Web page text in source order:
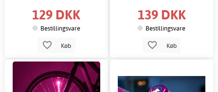
129 DKK
Bestillingsvare
Køb
139 DKK
Bestillingsvare
Køb